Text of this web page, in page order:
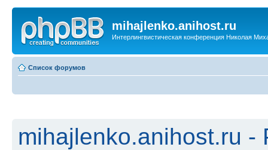
mihajlenko.anihost.ru
Интерлингвистическая конференция Николая
Список форумов
mihajlenko.anihost.ru -